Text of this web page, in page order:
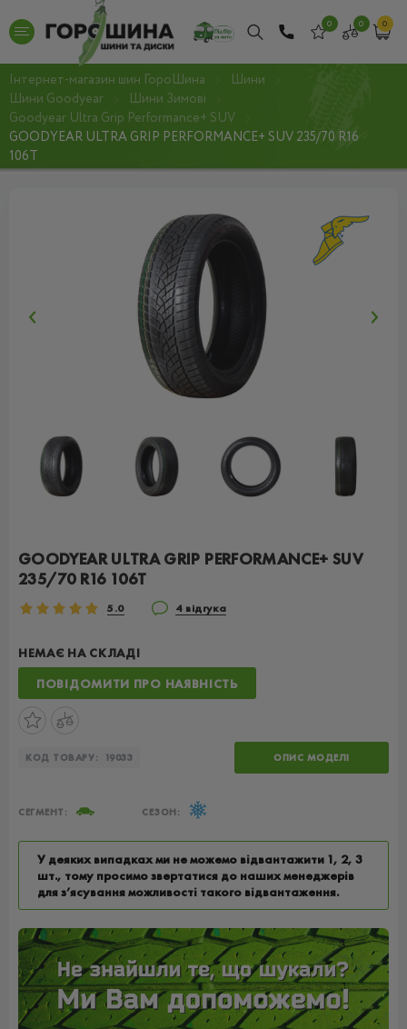
0 0 0
Інтернет-магазин шин ГороШина
Шини
Шини Goodyear
Шини Зимові
Goodyear Ultra Grip Performance+ SUV
GOODYEAR ULTRA GRIP PERFORMANCE+ SUV 235/70 R16
106T
GOODYEAR ULTRA GRIP PERFORMANCE+ SUV
235/70 R16 106T
5.0 4 відгука
НЕМАЄ НА СКЛАДІ
ПОВІДОМИТИ ПРО НАЯВНІСТЬ
КОД ТОВАРУ: 19033 ОПИС МОДЕЛІ
СЕГМЕНТ: СЕЗОН:
У деяких випадках ми не можемо відвантажити 1, 2, 3
шт., тому просимо звертатися до наших менеджерів
для з’ясування можливості такого відвантаження.